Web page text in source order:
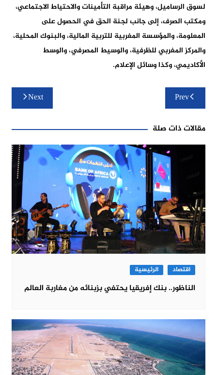
لسوق الرساميل، وهيئة مراقبة التأمينات والاحتياط الاجتماعي،
ومكتب الصرف، إلى جانب لجنة الحق في الحصول على
المعلومة، والمؤسسة المغربية للتربية المالية، والبنوك المحلية،
والمركز المغربي للظرفية، والوسيط المصرفي، والوسط
الأكاديمي، وكذا وسائل الإعلام.
تصفّح
المقالات
Prev
Next
مقالات ذات صلة
اقتصاد الرئيسية
الناظور.. بنك إفريقيا يحتفي بزبنائه من مغاربة العالم